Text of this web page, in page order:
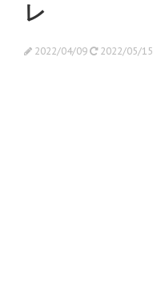
レ
2022/04/09 2022/05/15